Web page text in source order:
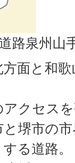
路泉州山
面と和
アクセス
堺市の
る道路。